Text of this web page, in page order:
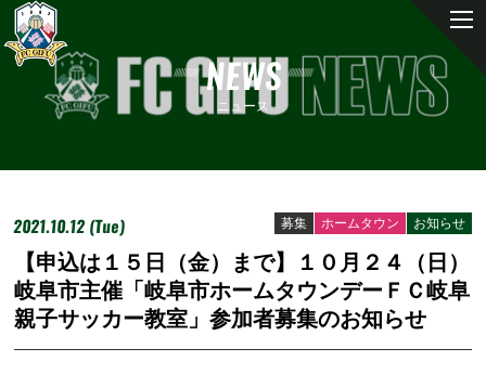
NEWS
ニュース
2021.10.12 (Tue) お知らせ
ホームタウン
募集
【申込は１５日（金）まで】１０月２４（日）
岐阜市主催「岐阜市ホームタウンデーＦＣ岐阜
親子サッカー教室」参加者募集のお知らせ